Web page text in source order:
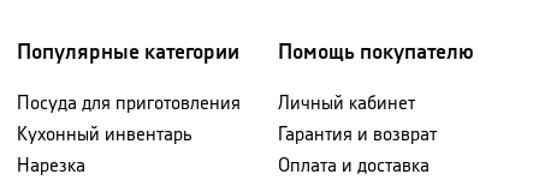
Популярные категории
Посуда для приготовления
Кухонный инвентарь
Нарезка
Помощь покупателю
Личный кабинет
Гарантия и возврат
Оплата и доставка